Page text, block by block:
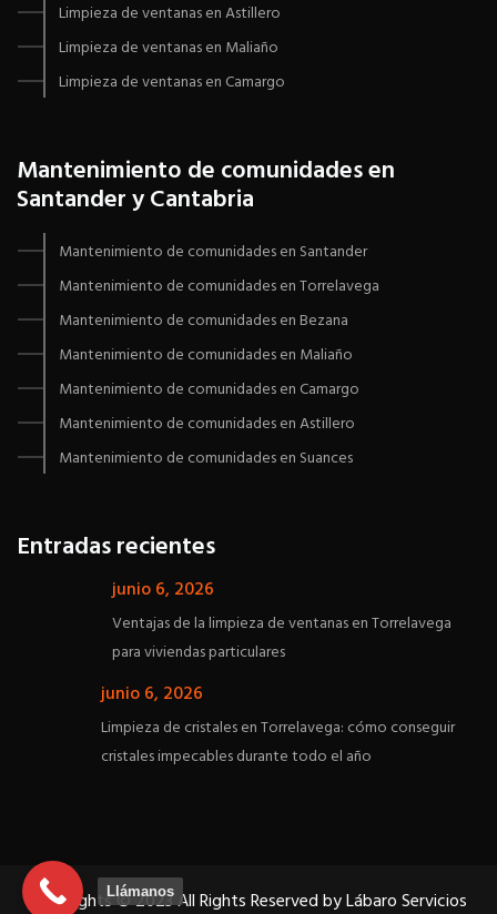
Limpieza de ventanas en Astillero
Limpieza de ventanas en Maliaño
Limpieza de ventanas en Camargo
Mantenimiento de comunidades en
Santander y Cantabria
Mantenimiento de comunidades en Santander
Mantenimiento de comunidades en Torrelavega
Mantenimiento de comunidades en Bezana
Mantenimiento de comunidades en Maliaño
Mantenimiento de comunidades en Camargo
Mantenimiento de comunidades en Astillero
Mantenimiento de comunidades en Suances
Entradas recientes
junio 6, 2026
Ventajas de la limpieza de ventanas en Torrelavega
para viviendas particulares
junio 6, 2026
Limpieza de cristales en Torrelavega: cómo conseguir
cristales impecables durante todo el año
Copyrights © 2023 All Rights Reserved by Lábaro Servicios
Llámanos